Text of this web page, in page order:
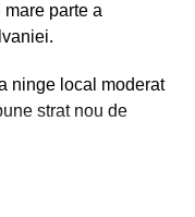
celor mai
Anului 2024.
parte a
ninge local moderat
strat nou de